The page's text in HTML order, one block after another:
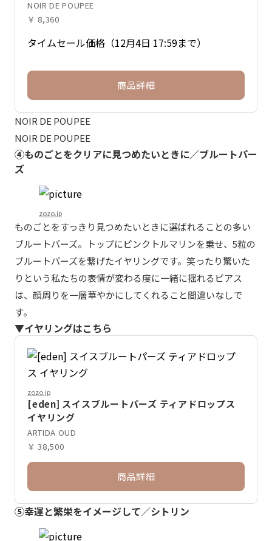
NOIR DE POUPEE
￥ 8,360
タイムセール価格（12月4日 17:59まで）
商品詳細
NOIR DE POUPEE
NOIR DE POUPEE
④ものごとをクリアに見つめたいときに／ブルートパー
ズ
zozo.jp
ものごとをすっきり見つめたいときに選ばれることの多い
ブルートパーズ。トップにピンクトルマリンを乗せ、5粒の
ブルートパーズを繋げたイヤリングです。笑ったり驚いた
りという私たちの表情が変わる度に一緒に揺れるピアス
は、顔周りを一層華やかにしてくれること間違いなしで
す。
▼イヤリングはこちら
zozo.jp
[eden] スイスブルートパーズ ティアドロップス
イヤリング
ARTIDA OUD
￥ 38,500
商品詳細
⑤幸運と繁栄をイメージして／シトリン